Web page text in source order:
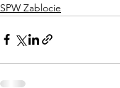
SPW Zablocie